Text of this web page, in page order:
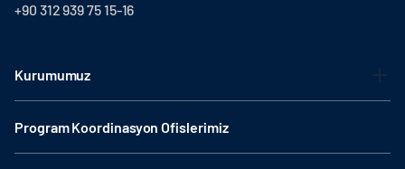
+90 312 939 75 15-16
Kurumumuz
Program Koordinasyon Ofislerimiz